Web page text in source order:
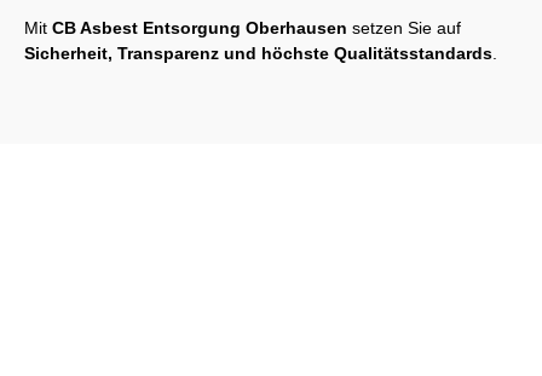
Mit CB Asbest Entsorgung Oberhausen setzen Sie auf
Sicherheit, Transparenz und höchste Qualitätsstandards